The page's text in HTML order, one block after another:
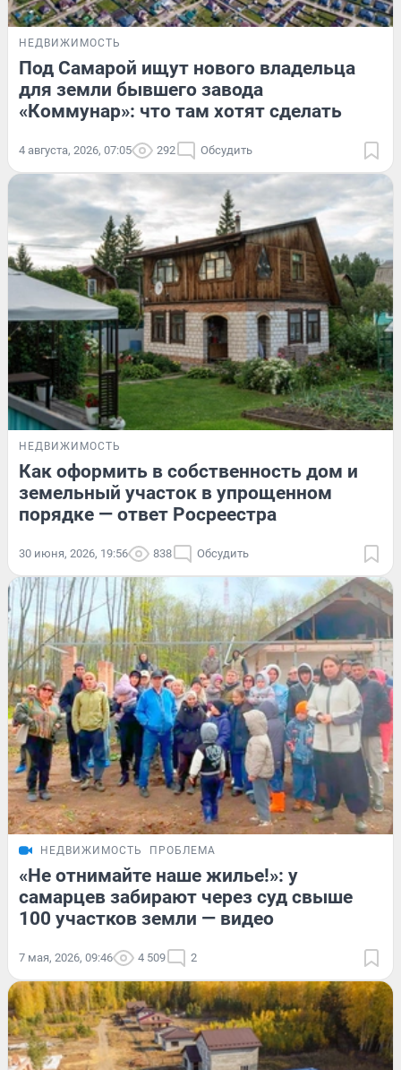
НЕДВИЖИМОСТЬ
Под Самарой ищут нового владельца
для земли бывшего завода
«Коммунар»: что там хотят сделать
4 августа, 2026, 07:05 292 Обсудить
НЕДВИЖИМОСТЬ
Как оформить в собственность дом и
земельный участок в упрощенном
порядке — ответ Росреестра
30 июня, 2026, 19:56 838 Обсудить
НЕДВИЖИМОСТЬ ПРОБЛЕМА
«Не отнимайте наше жилье!»: у
самарцев забирают через суд свыше
100 участков земли — видео
7 мая, 2026, 09:46 4 509 2